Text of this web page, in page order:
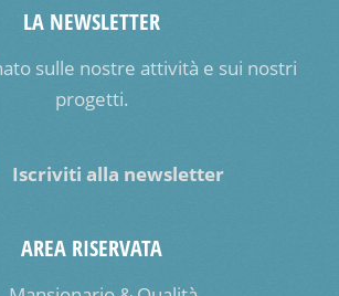
LA NEWSLETTER
sulle nostre attività e sui nostri
progetti.
Iscriviti alla newsletter
AREA RISERVATA